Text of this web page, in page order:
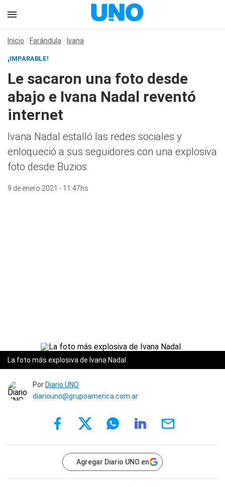
Inicio Farándula Ivana
¡IMPARABLE!
Le sacaron una foto desde
abajo e Ivana Nadal reventó
internet
Ivana Nadal estalló las redes sociales y
enloqueció a sus seguidores con una explosiva
foto desde Buzios
9 de enero 2021 - 11:47hs
La foto más explosiva de Ivana Nadal.
Por Diario UNO
diariouno@grupoamerica.com.ar
Agregar Diario UNO en